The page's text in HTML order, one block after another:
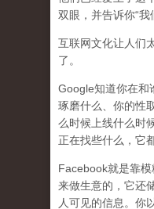
双眼，并告诉你“我
互联网文化让人们
了。
Google知道你在和
琢磨什么、你的性
么时候上线什么时
正在找些什么，它
Facebook就是靠
来做生意的，它还
人可见的信息。你